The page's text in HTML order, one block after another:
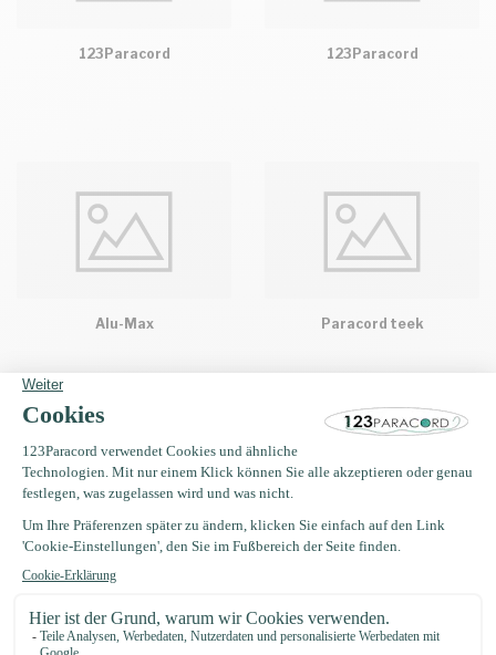
123Paracord 123Paracord
Alu-Max Paracord teek
Erhalten Sie Nachrichten?
Erhalten Sie sofort 5 % Rabatt!